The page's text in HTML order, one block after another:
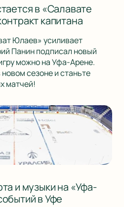
в «Салавате
капитана
Юлаев» усиливает
Панин подписал новый
можно на Уфа-Арене.
сезоне и станьте
матчей!
и музыки на «Уфа-
в Уфе